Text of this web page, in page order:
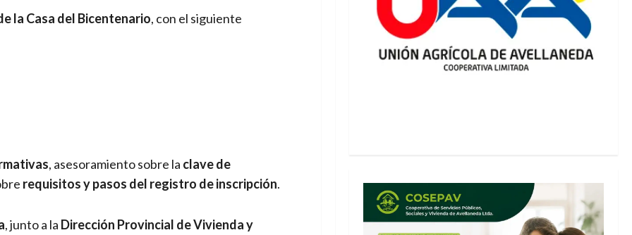
la Casa del Bicentenario, con el siguiente
, asesoramiento sobre la clave de
requisitos y pasos del registro de inscripción.
, junto a la Dirección Provincial de Vivienda y